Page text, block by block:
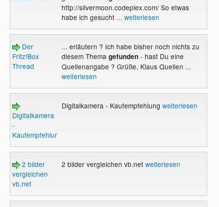
http://silvermoon.codeplex.com/ So etwas
habe ich gesucht ... weiterlesen
Der
Fritz!Box
Thread
... erläutern ? Ich habe bisher noch nichts zu
diesem Thema gefunden- hast Du eine
Quellenangabe ? Grüße, Klaus Quellen ...
weiterlesen
Digitalkamera
-
Kaufempfehlung
Digitalkamera - Kaufempfehlung weiterlesen
2 bilder
vergleichen
vb.net
2 bilder vergleichen vb.net weiterlesen